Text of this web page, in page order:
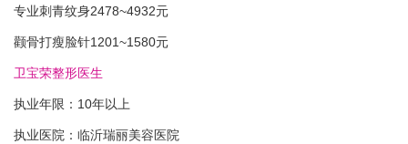
专业刺青纹身2478~4932元
颧骨打瘦脸针1201~1580元
卫宝荣整形医生
执业年限：10年以上
执业医院：临沂瑞丽美容医院